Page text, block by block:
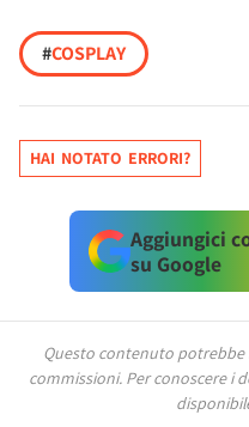
#COSPLAY
HAI NOTATO ERRORI?
Aggiungici
su Google
Questo contenuto potrebbe
commissioni. Per conoscere i